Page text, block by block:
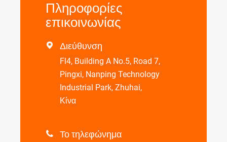
Πληροφορίες
επικοινωνίας
 Διεύθυνση
Fl4, Building A No.5, Road 7,
Pingxi, Nanping Technology
Industrial Park, Zhuhai,
Κίνα
 Το τηλεφώνημα